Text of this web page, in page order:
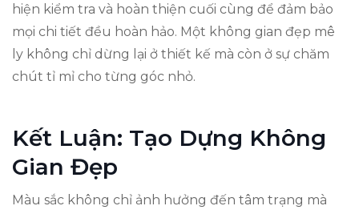
hiện kiểm tra và hoàn thiện cuối cùng để đảm bảo
mọi chi tiết đều hoàn hảo. Một không gian đẹp mê
ly không chỉ dừng lại ở thiết kế mà còn ở sự chăm
chút tỉ mỉ cho từng góc nhỏ.
Kết Luận: Tạo Dựng Không
Gian Đẹp
Màu sắc không chỉ ảnh hưởng đến tâm trạng mà